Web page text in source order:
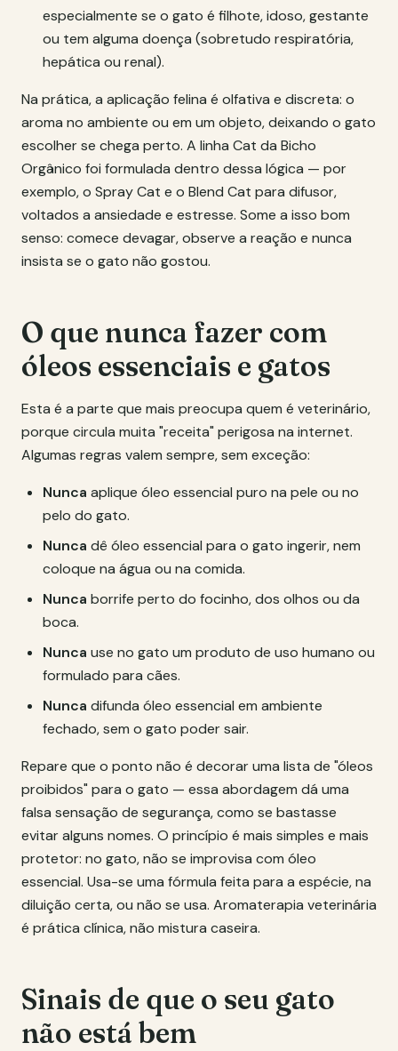
especialmente se o gato é filhote, idoso, gestante
ou tem alguma doença (sobretudo respiratória,
hepática ou renal).
Na prática, a aplicação felina é olfativa e discreta: o
aroma no ambiente ou em um objeto, deixando o gato
escolher se chega perto. A linha Cat da Bicho
Orgânico foi formulada dentro dessa lógica — por
exemplo, o Spray Cat e o Blend Cat para difusor,
voltados a ansiedade e estresse. Some a isso bom
senso: comece devagar, observe a reação e nunca
insista se o gato não gostou.
O que nunca fazer com
óleos essenciais e gatos
Esta é a parte que mais preocupa quem é veterinário,
porque circula muita "receita" perigosa na internet.
Algumas regras valem sempre, sem exceção:
Nunca aplique óleo essencial puro na pele ou no
pelo do gato.
Nunca dê óleo essencial para o gato ingerir, nem
coloque na água ou na comida.
Nunca borrife perto do focinho, dos olhos ou da
boca.
Nunca use no gato um produto de uso humano ou
formulado para cães.
Nunca difunda óleo essencial em ambiente
fechado, sem o gato poder sair.
Repare que o ponto não é decorar uma lista de "óleos
proibidos" para o gato — essa abordagem dá uma
falsa sensação de segurança, como se bastasse
evitar alguns nomes. O princípio é mais simples e mais
protetor: no gato, não se improvisa com óleo
essencial. Usa-se uma fórmula feita para a espécie, na
diluição certa, ou não se usa. Aromaterapia veterinária
é prática clínica, não mistura caseira.
Sinais de que o seu gato
não está bem